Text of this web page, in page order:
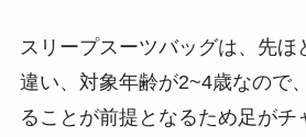
スリープスーツバッグは、先ほ
違い、対象年齢が2~4歳なので
ることが前提となるため足がチ